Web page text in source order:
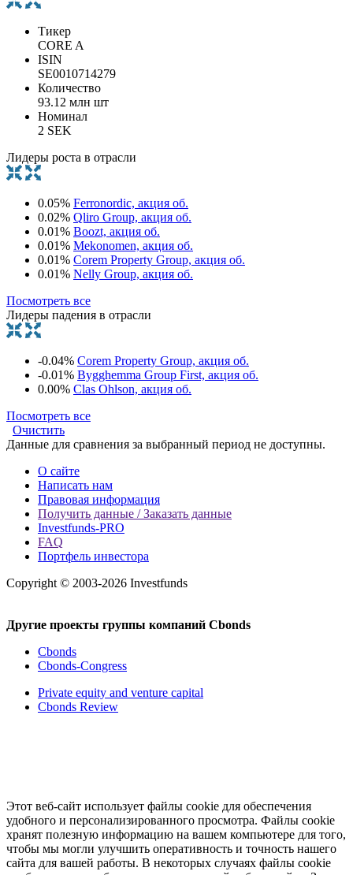
Тикер
CORE A
ISIN
SE0010714279
Количество
93.12 млн шт
Номинал
2 SEK
Лидеры роста в отрасли
0.05% Ferronordic, акция об.
0.02% Qliro Group, акция об.
0.01% Boozt, акция об.
0.01% Mekonomen, акция об.
0.01% Corem Property Group, акция об.
0.01% Nelly Group, акция об.
Посмотреть все
Лидеры падения в отрасли
-0.04% Corem Property Group, акция об.
-0.01% Bygghemma Group First, акция об.
0.00% Clas Ohlson, акция об.
Посмотреть все
Очистить
Данные для сравнения за выбранный период не доступны.
О сайте
Написать нам
Правовая информация
Получить данные / Заказать данные
Investfunds-PRO
FAQ
Портфель инвестора
Copyright © 2003-2026 Investfunds
Другие проекты группы компаний Cbonds
Cbonds
Cbonds-Congress
Private equity and venture capital
Cbonds Review
Этот веб-сайт использует файлы cookie для обеспечения
удобного и персонализированного просмотра. Файлы cookie
хранят полезную информацию на вашем компьютере для того,
чтобы мы могли улучшить оперативность и точность нашего
сайта для вашей работы. В некоторых случаях файлы cookie